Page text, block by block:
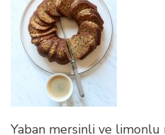
Yaban mersinli ve limonlu